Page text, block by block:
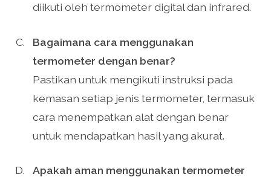
diikuti oleh termometer digital dan infrared.
Bagaimana cara menggunakan
termometer dengan benar?
Pastikan untuk mengikuti instruksi pada
kemasan setiap jenis termometer, termasuk
cara menempatkan alat dengan benar
untuk mendapatkan hasil yang akurat.
Apakah aman menggunakan termometer